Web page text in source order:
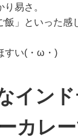
易さ。
飯」といった
すい(・ω・)
イン
カレ